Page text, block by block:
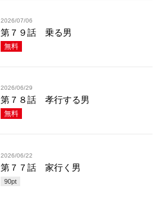
2026/07/06
第７９話 乗る男
無料
2026/06/29
第７８話 孝行する男
無料
2026/06/22
第７７話 家行く男
90pt